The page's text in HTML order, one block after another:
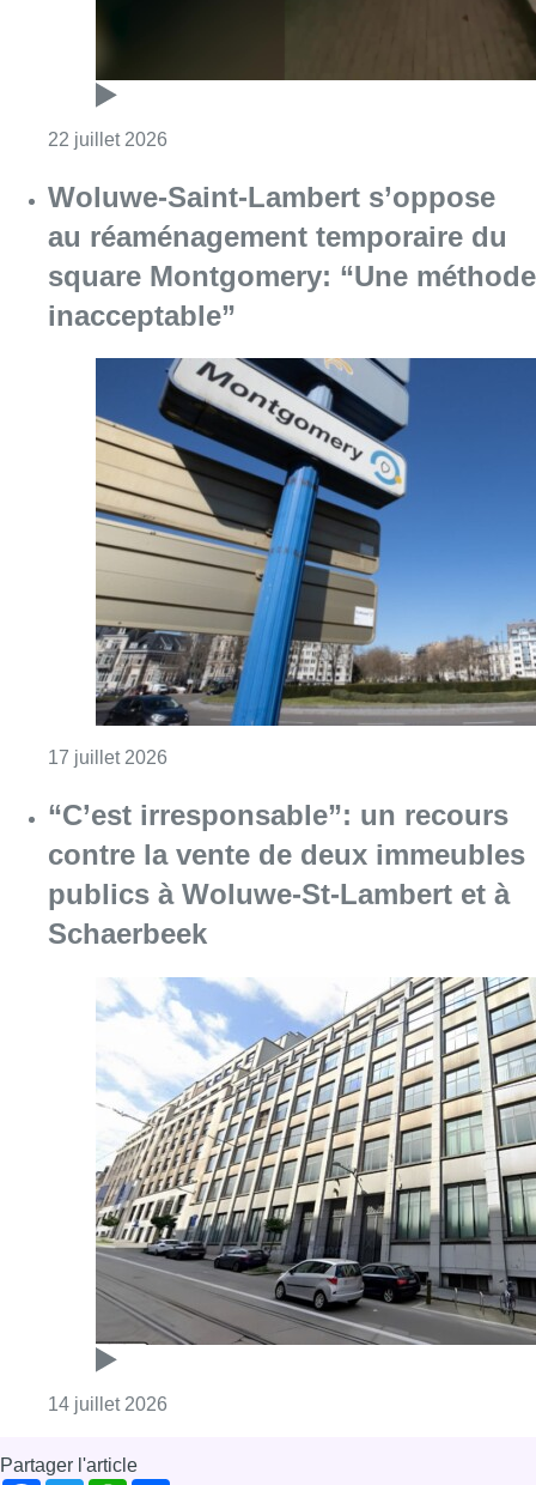
22 juillet 2026
Woluwe-Saint-Lambert s’oppose
au réaménagement temporaire du
square Montgomery: “Une méthode
inacceptable”
17 juillet 2026
“C’est irresponsable”: un recours
contre la vente de deux immeubles
publics à Woluwe-St-Lambert et à
Schaerbeek
14 juillet 2026
Partager l'article